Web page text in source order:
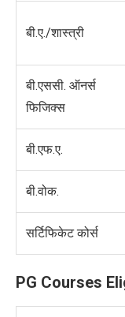
बी.ए./शास्त्री
बी.एससी. ऑनर्स
फिजिक्स
बी.एफ.ए.
बी.वोक.
सर्टिफिकेट कोर्स
PG Courses